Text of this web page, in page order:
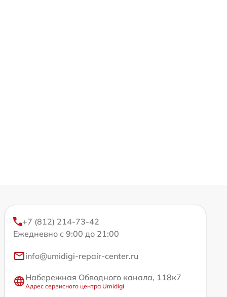
+7 (812) 214-73-42
Ежедневно с 9:00 до 21:00
info@umidigi-repair-center.ru
Набережная Обводного канала, 118к7
Адрес сервисного центра Umidigi